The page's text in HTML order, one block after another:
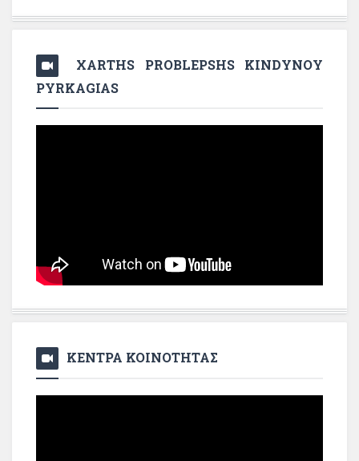
XARTHS PROBLEPSHS KINDYNOY
PYRKAGIAS
ΚΕΝΤΡΑ ΚΟΙΝΟΤΗΤΑΣ